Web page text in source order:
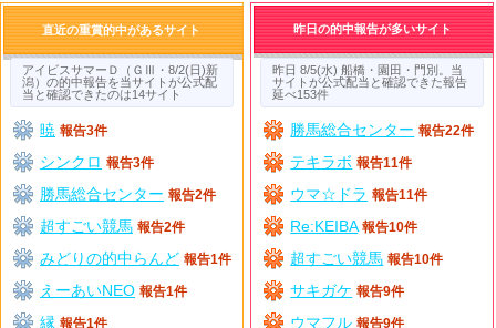
直近の重賞的中があるサイト
アイビスサマーＤ（ＧⅢ・8/2(日)新
潟）の的中報告を当サイトが公式配
当と確認できたのは14サイト
暁 報告3件
シンクロ 報告3件
勝馬総合センター 報告2件
超すごい競馬 報告2件
みどりの的中らんど 報告1件
えーあいNEO 報告1件
縁 報告1件
昨日の的中報告が多いサイト
昨日 8/5(水) 船橋・園田・門別。当
サイトが公式配当と確認できた報告
延べ153件
勝馬総合センター 報告22件
テキラボ 報告11件
ウマ☆ドラ 報告11件
Re:KEIBA 報告10件
超すごい競馬 報告10件
サキガケ 報告9件
ウマフル 報告9件